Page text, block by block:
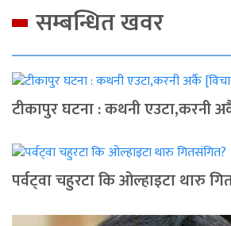
सम्बन्धित खवर
टीकापुर घटना : कथनी एउटा,करनी
पर्वट्‍वा चहुरटा कि ओल्हाइटा थारु